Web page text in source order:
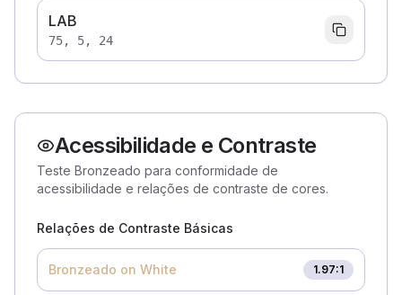
LAB
75, 5, 24
Acessibilidade e Contraste
Teste Bronzeado para conformidade de
acessibilidade e relações de contraste de cores.
Relações de Contraste Básicas
Bronzeado on White 1.97:1